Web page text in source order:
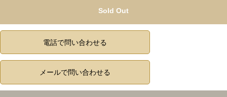
Sold Out
電話で問い合わせる
メールで問い合わせる